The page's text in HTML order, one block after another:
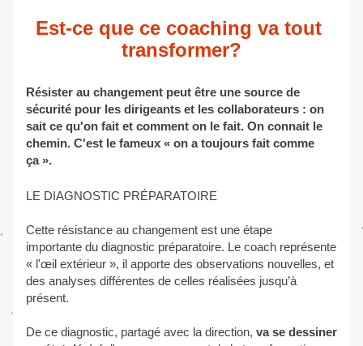
Est-ce que ce coaching va tout
transformer?
Résister au changement peut être une source de
sécurité pour les dirigeants et les collaborateurs : on
sait ce qu'on fait et comment on le fait. On connait le
chemin. C'est le fameux « on a toujours fait comme
ça ».
LE DIAGNOSTIC PRÉPARATOIRE
Cette résistance au changement est une étape
importante du diagnostic préparatoire. Le coach représente
« l'œil extérieur », il apporte des observations nouvelles, et
des analyses différentes de celles réalisées jusqu’à
présent.
De ce diagnostic, partagé avec la direction, va se dessiner